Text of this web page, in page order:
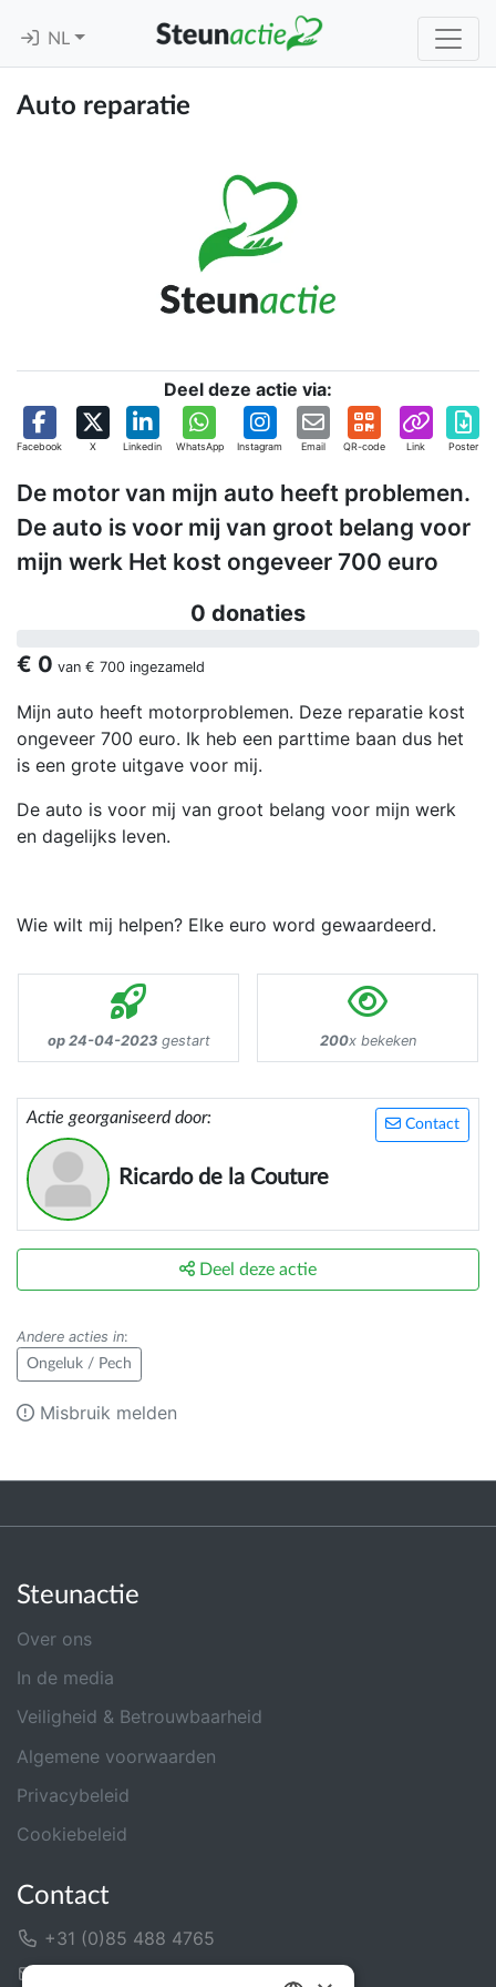
NL
Auto reparatie
Deel deze actie via:
Facebook X Linkedin WhatsApp Instagram Email QR-code Link Poster
De motor van mijn auto heeft problemen.
De auto is voor mij van groot belang voor
mijn werk Het kost ongeveer 700 euro
0 donaties
€ 0 van € 700 ingezameld
Mijn auto heeft motorproblemen. Deze reparatie kost
ongeveer 700 euro. Ik heb een parttime baan dus het
is een grote uitgave voor mij.
De auto is voor mij van groot belang voor mijn werk
en dagelijks leven.
Wie wilt mij helpen? Elke euro word gewaardeerd.
op 24-04-2023gestart 200x bekeken
Contact
Actie georganiseerd door:
Ricardo de la Couture
Deel deze actie
Andere acties in:
Ongeluk / Pech
Misbruik melden
Steunactie
Over ons
In de media
Veiligheid & Betrouwbaarheid
Algemene voorwaarden
Privacybeleid
Cookiebeleid
Contact
+31 (0)85 488 4765